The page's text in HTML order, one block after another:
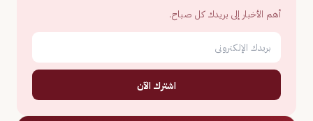
أهم الأخبار إلى بريدك كل صباح.
اشترك الآن